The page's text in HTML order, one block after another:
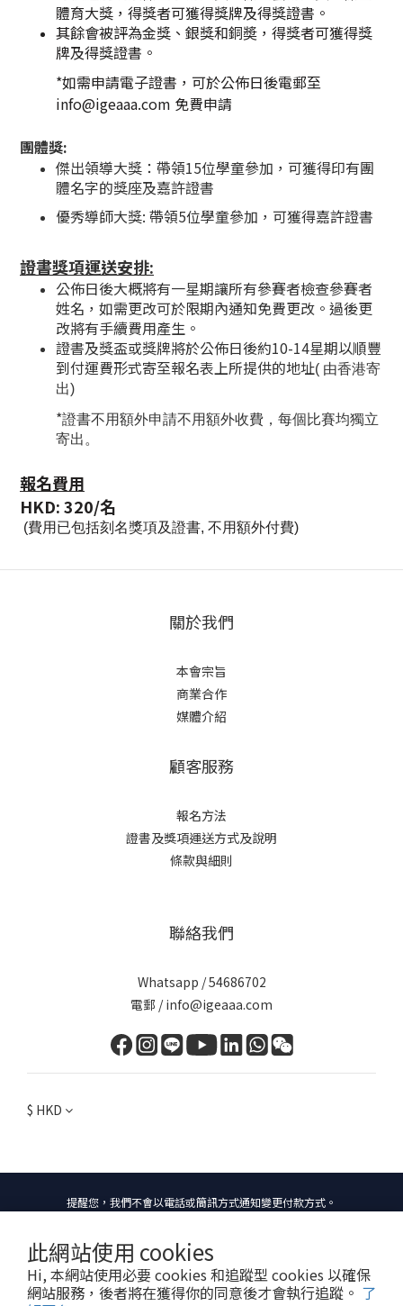
此網站使用 cookies
Hi, 本網站使用必要 cookies 和追蹤型 cookies 以確保
網站服務，後者將在獲得你的同意後才會執行追蹤。 了
體育大獎，得獎者可獲得獎牌及得獎證書。
其餘會被評為金獎、銀獎和銅奬，得獎者可獲得獎
牌及得獎證書。
*如需申請電子證書，可於公佈日後電郵至
info@igeaaa.com 免費申請
團體獎:
傑出領導大獎：帶領15位學童參加，可獲得印有團
體名字的獎座及嘉許證書
優秀​導師大獎: 帶領5位學童參加，可獲得嘉許證書
證書獎項運送安排:
公佈日後大概將有一星期讓所有參賽者檢查參賽者
姓名，如需更改可於限期內通知免費更改。過後更
改將有手續費用產生。
證書及獎盃或獎牌將於公佈日後約10-14星期以順豐
到付運費形式寄至報名表上所提供的地址( 由香港寄
出)
*證書不用額外申請不用額外收費，每個比賽均獨立
寄出。
報名費用
HKD: 320/名
​(費用已包括刻名獎項及證書, 不用額外付費)
關於我們
本會宗旨
商業合作
媒體介紹
顧客服務
報名方法
證書及獎項運送方式及說明
條款與細則
聯絡我們
Whatsapp / 54686702
電郵 / info@igeaaa.com
$ HKD
提醒您，我們不會以電話或簡訊方式通知變更付款方式。
Copyright. International Gifted Education And Art Association 2025. All rights
reserved.